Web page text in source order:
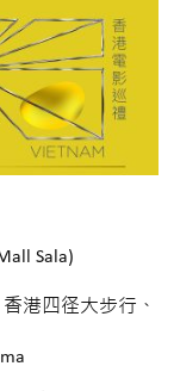
Sala)
港四径大步行、